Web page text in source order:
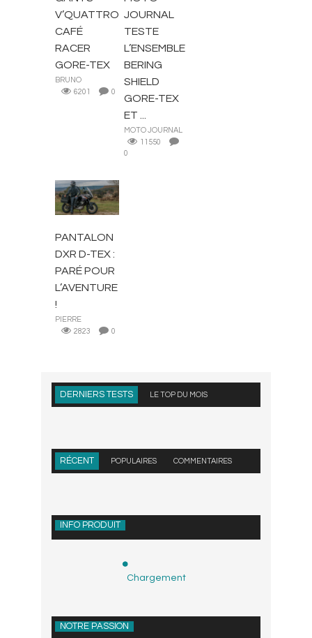
V’QUATTRO
CAFÉ
RACER
GORE-TEX
BRUNO
6201
0
JOURNAL
TESTE
L’ENSEMBLE
BERING
SHIELD
GORE-TEX
ET ...
MOTO JOURNAL
11550
0
EQUIPEMENT
MOTARD
PANTALON
DXR D-TEX :
PARÉ POUR
L’AVENTURE
!
PIERRE
2823
0
DERNIERS TESTS LE TOP DU MOIS
RÉCENT POPULAIRES COMMENTAIRES
INFO PRODUIT
Chargement
NOTRE PASSION